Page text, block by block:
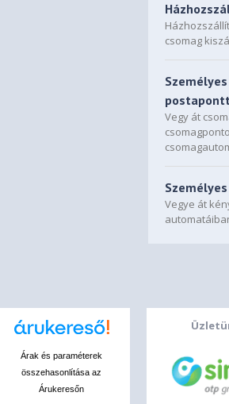
csomag
Vegy át
Vegye át
Árak és paraméterek
összehasonlítása az
Árukeresőn